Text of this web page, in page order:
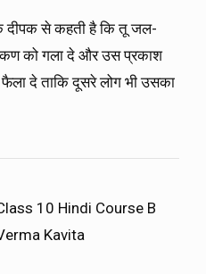
दीपक से कहती है कि तू जल-
को गला दे और उस प्रकाश
दे ताकि दूसरे लोग भी उसका
10 Hindi Course B
Kavita